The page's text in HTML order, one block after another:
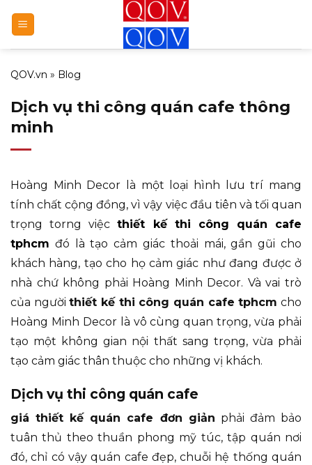
qua
nội
dung
QOV.vn » Blog
Dịch vụ thi công quán cafe thông
minh
Hoàng Minh Decor là một loại hình lưu trí mang
tính chất cộng đồng, vì vậy việc đầu tiên và tối quan
trọng torng việcthiết kế thi công quán cafe
tphcm đó là tạo cảm giác thoải mái, gần gũi cho
khách hàng, tạo cho họ cảm giác như đang được ở
nhà chứ không phải Hoàng Minh Decor. Và vai trò
của ngườithiết kế thi công quán cafe tphcm cho
Hoàng Minh Decor là vô cùng quan trọng, vừa phải
tạo một không gian nội thất sang trọng, vừa phải
tạo cảm giác thân thuộc cho những vị khách.
Dịch vụ thi công quán cafe
giá thiết kế quán cafe đơn giản phải đảm bảo
tuân thủ theo thuần phong mỹ túc, tập quán nơi
đó, chỉ có vậy quán cafe đẹp, chuỗi hệ thống quán